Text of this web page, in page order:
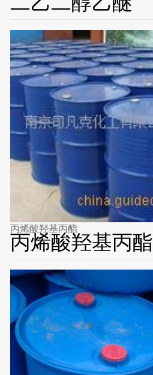
丙烯酸羟基丙酯
丙烯酸羟基丙酯